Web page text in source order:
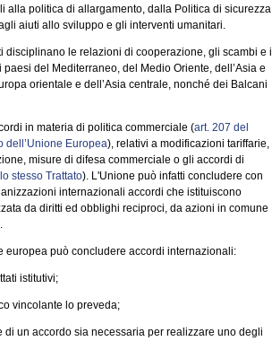
alla politica di allargamento, dalla Politica di sicurezza
aiuti allo sviluppo e gli interventi umanitari.
disciplinano le relazioni di cooperazione, gli scambi e il
paesi del Mediterraneo, del Medio Oriente, dell’Asia e
orientale e dell’Asia centrale, nonché dei Balcani
in materia di politica commerciale (art. 207 del
dell’Unione Europea), relativi a modificazioni tariffarie,
misure di difesa commerciale o gli accordi di
stesso Trattato). L'Unione può infatti concludere con
internazionali accordi che istituiscono
da diritti ed obblighi reciproci, da azioni in comune
europea può concludere accordi internazionali:
istitutivi;
vincolante lo preveda;
un accordo sia necessaria per realizzare uno degli